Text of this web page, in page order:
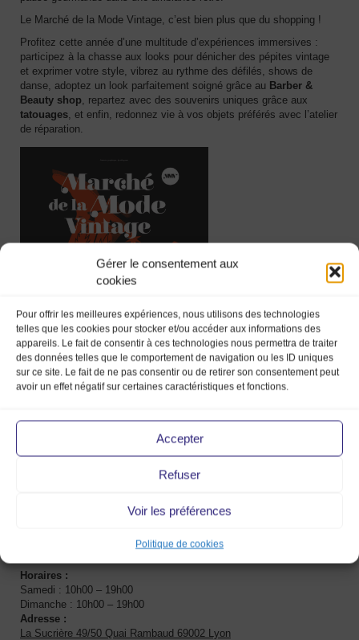
Gérer le consentement aux
cookies
Pour offrir les meilleures expériences, nous utilisons des technologies
telles que les cookies pour stocker et/ou accéder aux informations des
appareils. Le fait de consentir à ces technologies nous permettra de traiter
des données telles que le comportement de navigation ou les ID uniques
sur ce site. Le fait de ne pas consentir ou de retirer son consentement peut
avoir un effet négatif sur certaines caractéristiques et fonctions.
Accepter
Refuser
Voir les préférences
Politique de cookies
Le Marché de la Mode Vintage, c’est bien plus que du shopping !
Profitez cette année d’une multitude d’expériences immersives :
participez à la chasse aux looks pour dénicher des pépites vintage
et exprimer votre style, vibrez au rythme des défilés, shows de
danse, adoptez un look parfaitement soigné grâce au Barber &
Beauty shop , repartez avec des souvenirs uniques grâce aux
tatouages , et enfin, redonnez vie à vos objets préférés avec l’atelier
de réparation.
sam. & dim 10h/19h
: En ligne et sur place (6€ pour les -18 ans)
Horaires :
Samedi : 10h00 – 19h00
Dimanche : 10h00 – 19h00
Adresse :
La Sucrière 49/50 Quai Rambaud 69002 Lyon